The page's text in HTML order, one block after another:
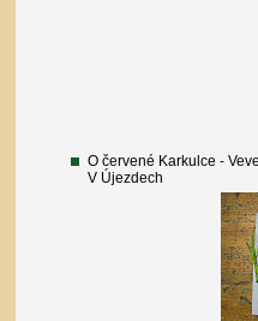
O červené Karkulce -
V Újezdech